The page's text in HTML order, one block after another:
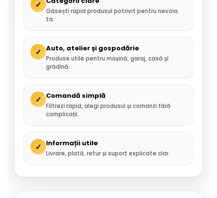
✓
Găsești rapid produsul potrivit pentru nevoia
ta.
✓ Auto, atelier și gospodărie
Produse utile pentru mașină, garaj, casă și
grădină.
✓ Comandă simplă
Filtrezi rapid, alegi produsul și comanzi fără
complicații.
✓ Informații utile
Livrare, plată, retur și suport explicate clar.